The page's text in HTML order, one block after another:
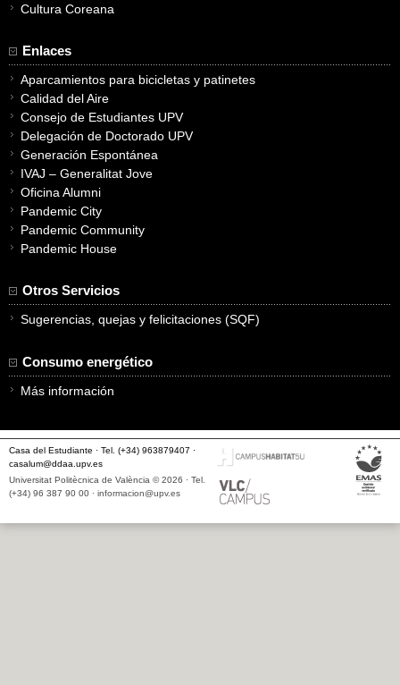
Cultura Coreana
Enlaces
Aparcamientos para bicicletas y patinetes
Calidad del Aire
Consejo de Estudiantes UPV
Delegación de Doctorado UPV
Generación Espontánea
IVAJ – Generalitat Jove
Oficina Alumni
Pandemic City
Pandemic Community
Pandemic House
Otros Servicios
Sugerencias, quejas y felicitaciones (SQF)
Consumo energético
Más información
Casa del Estudiante · Tel. (+34) 963879407 ·
casalum@ddaa.upv.es
Universitat Politècnica de València © 2026 · Tel.
(+34) 96 387 90 00 · informacion@upv.es